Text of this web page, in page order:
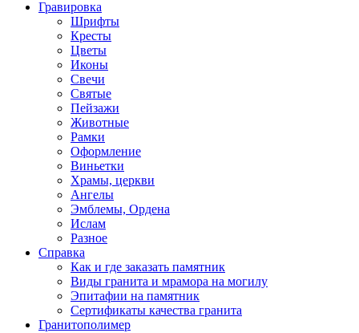
Гравировка
Шрифты
Кресты
Цветы
Иконы
Свечи
Святые
Пейзажи
Животные
Рамки
Оформление
Виньетки
Храмы, церкви
Ангелы
Эмблемы, Ордена
Ислам
Разное
Справка
Как и где заказать памятник
Виды гранита и мрамора на могилу
Эпитафии на памятник
Сертификаты качества гранита
Гранитополимер